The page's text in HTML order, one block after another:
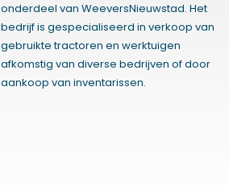
onderdeel van WeeversNieuwstad. Het
bedrijf is gespecialiseerd in verkoop van
gebruikte tractoren en werktuigen
afkomstig van diverse bedrijven of door
aankoop van inventarissen.